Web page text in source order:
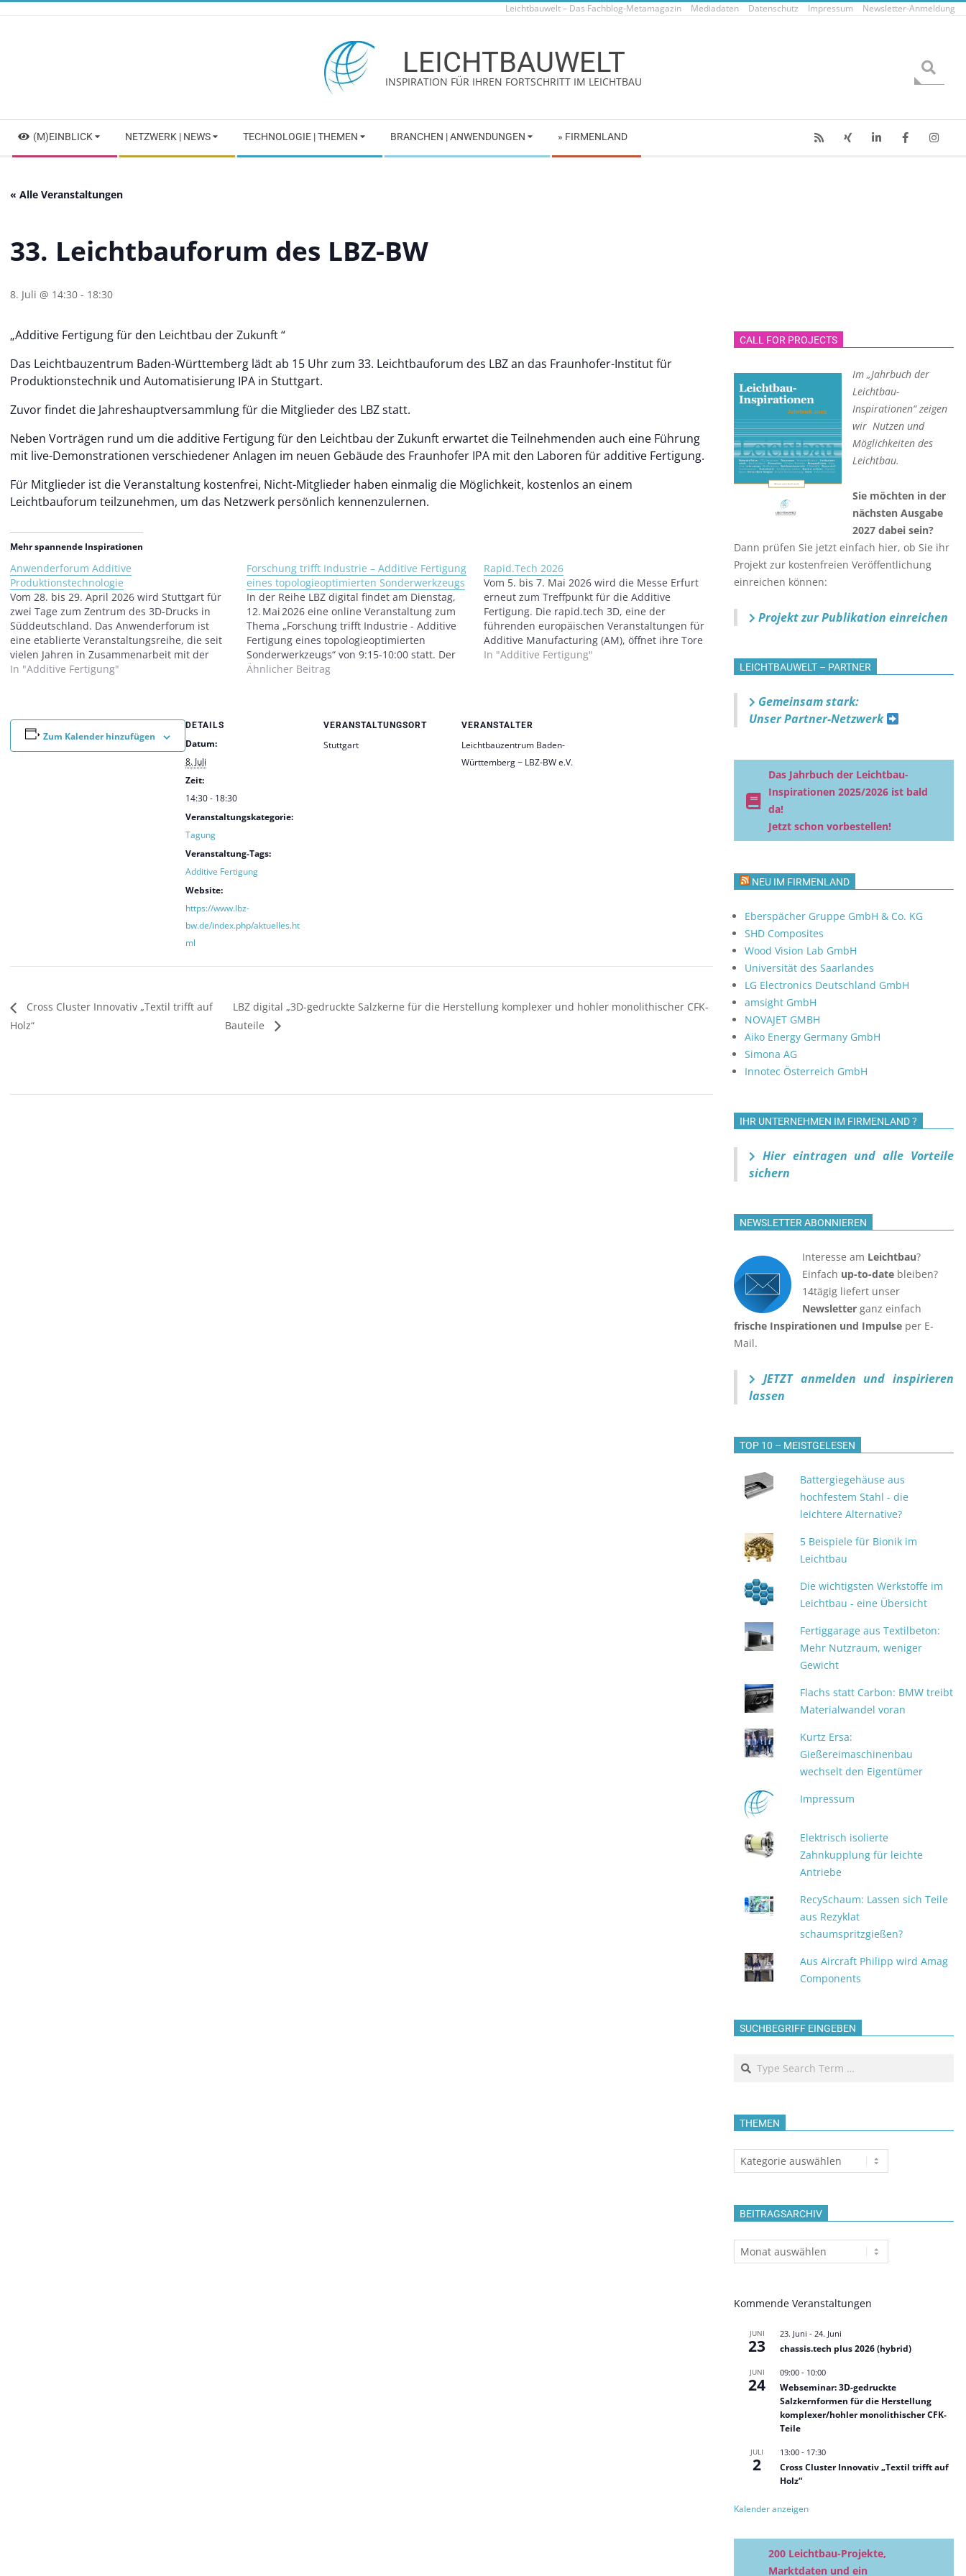
Leichtbauwelt – Das Fachblog-Metamagazin Mediadaten Datenschutz Impressum Newsletter-Anmeldung
LEICHTBAUWELT
INSPIRATION FÜR IHREN FORTSCHRITT IM LEICHTBAU
Navigation
Menu
(M)EINBLICK NETZWERK | NEWS TECHNOLOGIE | THEMEN BRANCHEN | ANWENDUNGEN » FIRMENLAND
« Alle Veranstaltungen
33. Leichtbauforum des LBZ-BW
8. Juli @ 14:30 - 18:30
„Additive Fertigung für den Leichtbau der Zukunft “
Das Leichtbauzentrum Baden-Württemberg lädt ab 15 Uhr zum 33. Leichtbauforum des LBZ an das Fraunhofer-Institut für
Produktionstechnik und Automatisierung IPA in Stuttgart.
Zuvor findet die Jahreshauptversammlung für die Mitglieder des LBZ statt.
Neben Vorträgen rund um die additive Fertigung für den Leichtbau der Zukunft erwartet die Teilnehmenden auch eine Führung
mit live-Demonstrationen verschiedener Anlagen im neuen Gebäude des Fraunhofer IPA mit den Laboren für additive Fertigung.
Für Mitglieder ist die Veranstaltung kostenfrei, Nicht-Mitglieder haben einmalig die Möglichkeit, kostenlos an einem
Leichtbauforum teilzunehmen, um das Netzwerk persönlich kennenzulernen.
Mehr spannende Inspirationen
Anwenderforum Additive
Produktionstechnologie
Vom 28. bis 29. April 2026 wird Stuttgart für
zwei Tage zum Zentrum des 3D-Drucks in
Süddeutschland. Das Anwenderforum ist
eine etablierte Veranstaltungsreihe, die seit
vielen Jahren in Zusammenarbeit mit der
Konradin Mediengruppe ausgerichtet wird.
Stuttgart…
In "Additive Fertigung"
Forschung trifft Industrie – Additive Fertigung
eines topologieoptimierten Sonderwerkzeugs
In der Reihe LBZ digital findet am Dienstag,
12. Mai 2026 eine online Veranstaltung zum
Thema „Forschung trifft Industrie - Additive
Fertigung eines topologieoptimierten
Sonderwerkzeugs“ von 9:15-10:00 statt. Der
Veranstalter Leichtbauzentrum Baden-
Ing. Frederik Zanger, Institutsleiter Fertigungs-
und Werkstofftechnik am…
Ähnlicher Beitrag
Rapid.Tech 2026
Vom 5. bis 7. Mai 2026 wird die Messe Erfurt
erneut zum Treffpunkt für die Additive
Fertigung. Die rapid.tech 3D, eine der
führenden europäischen Veranstaltungen für
Additive Manufacturing (AM), öffnet ihre Tore
und lädt Aussteller sowie Kongressgäste ein,
In "Additive Fertigung"
Zum Kalender hinzufügen
DETAILS
Datum:
8. Juli
Zeit:
14:30 - 18:30
Veranstaltungskategorie:
Tagung
Veranstaltung-Tags:
Additive Fertigung
Website:
https://www.lbz-
bw.de/index.php/aktuelles.ht
ml
VERANSTALTUNGSORT
Stuttgart
VERANSTALTER
Leichtbauzentrum Baden-
Württemberg − LBZ-BW e.V.
Cross Cluster Innovativ „Textil trifft auf
Holz“
LBZ digital „3D-gedruckte Salzkerne für die Herstellung komplexer und hohler monolithischer CFK-
Bauteile
CALL FOR PROJECTS
Im „Jahrbuch der
Leichtbau-
Inspirationen“ zeigen
wir Nutzen und
Möglichkeiten des
Leichtbau.
Sie möchten in der
nächsten Ausgabe
2027 dabei sein?
Dann prüfen Sie jetzt einfach hier, ob Sie ihr
Projekt zur kostenfreien Veröffentlichung
einreichen können:
Projekt zur Publikation einreichen
LEICHTBAUWELT – PARTNER
Gemeinsam stark:
Unser Partner-Netzwerk
Das Jahrbuch der Leichtbau-
Inspirationen 2025/2026 ist bald
da!
Jetzt schon vorbestellen!
NEU IM FIRMENLAND
Eberspächer Gruppe GmbH & Co. KG
SHD Composites
Wood Vision Lab GmbH
Universität des Saarlandes
LG Electronics Deutschland GmbH
amsight GmbH
NOVAJET GMBH
Aiko Energy Germany GmbH
Simona AG
Innotec Österreich GmbH
IHR UNTERNEHMEN IM FIRMENLAND ?
Hier eintragen und alle Vorteile
sichern
NEWSLETTER ABONNIEREN
Interesse am Leichtbau?
Einfach up-to-date bleiben?
14tägig liefert unser
Newsletter ganz einfach
frische Inspirationen und Impulse per E-
Mail.
JETZT anmelden und inspirieren
lassen
TOP 10 – MEISTGELESEN
Battergiegehäuse aus
hochfestem Stahl - die
leichtere Alternative?
5 Beispiele für Bionik im
Leichtbau
Die wichtigsten Werkstoffe im
Leichtbau - eine Übersicht
Fertiggarage aus Textilbeton:
Mehr Nutzraum, weniger
Gewicht
Flachs statt Carbon: BMW treibt
Materialwandel voran
Kurtz Ersa:
Gießereimaschinenbau
wechselt den Eigentümer
Impressum
Elektrisch isolierte
Zahnkupplung für leichte
Antriebe
RecySchaum: Lassen sich Teile
aus Rezyklat
schaumspritzgießen?
Aus Aircraft Philipp wird Amag
Components
SUCHBEGRIFF EINGEBEN
Search
THEMEN
Themen
BEITRAGSARCHIV
Beitragsarchiv
Kommende Veranstaltungen
JUNI
23
23. Juni - 24. Juni
chassis.tech plus 2026 (hybrid)
JUNI
24
09:00 - 10:00
Webseminar: 3D-gedruckte
Salzkernformen für die Herstellung
komplexer/hohler monolithischer CFK-
Teile
JULI
2
13:00 - 17:30
Cross Cluster Innovativ „Textil trifft auf
Holz“
Kalender anzeigen
200 Leichtbau-Projekte,
Marktdaten und ein